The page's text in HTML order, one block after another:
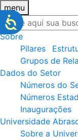
menu
Sobre
Pilares
Grupos de
Dados do Setor
Números do
Números
Inaugurações
Universidade
Sobre a